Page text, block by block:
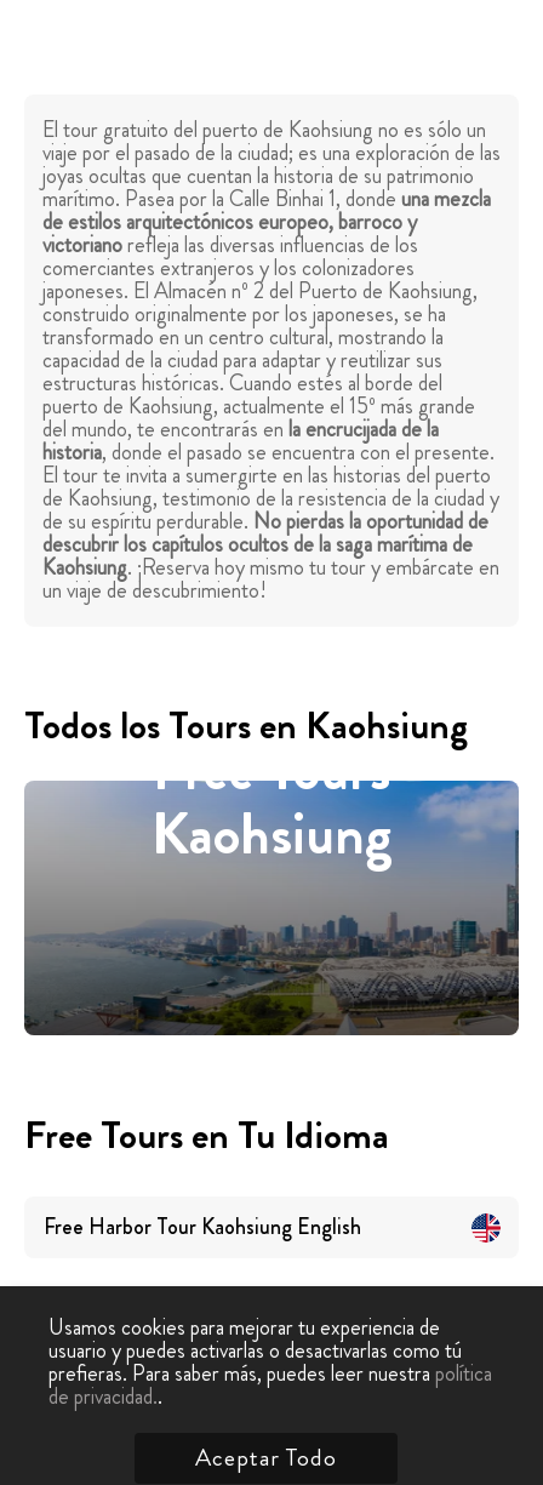
El tour gratuito del puerto de Kaohsiung no es sólo un
viaje por el pasado de la ciudad; es una exploración de las
joyas ocultas que cuentan la historia de su patrimonio
marítimo. Pasea por la Calle Binhai 1, dondeuna mezcla
de estilos arquitectónicos europeo, barroco y
victorianorefleja las diversas influencias de los
comerciantes extranjeros y los colonizadores
japoneses. El Almacén nº 2 del Puerto de Kaohsiung,
construido originalmente por los japoneses, se ha
transformado en un centro cultural, mostrando la
capacidad de la ciudad para adaptar y reutilizar sus
estructuras históricas. Cuando estés al borde del
puerto de Kaohsiung, actualmente el 15º más grande
del mundo, te encontrarás enla encrucijada de la
historia, donde el pasado se encuentra con el presente.
El tour te invita a sumergirte en las historias del puerto
de Kaohsiung, testimonio de la resistencia de la ciudad y
de su espíritu perdurable. No pierdas la oportunidad de
descubrir los capítulos ocultos de la saga marítima de
Kaohsiung. ¡Reserva hoy mismo tu tour y embárcate en
un viaje de descubrimiento!
Todos los Tours en Kaohsiung
Free Tours
Kaohsiung
Free Tours en Tu Idioma
Free Harbor Tour Kaohsiung English
Tour
Gratis - Free Tour
Kaohsiung
Free Tour Puerto
Usamos cookies para mejorar tu experiencia de
usuario y puedes activarlas o desactivarlas como tú
prefieras. Para saber más, puedes leer nuestrapolítica
de privacidad..
Aceptar Todo